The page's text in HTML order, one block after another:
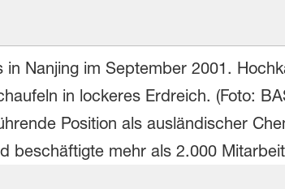
Nanjing im September 2001.
in lockeres Erdreich. (Foto:
Position als ausländischer
beschäftigte mehr als 2.000